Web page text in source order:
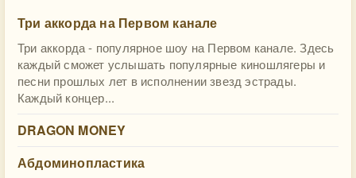
Три аккорда на Первом канале
Три аккорда - популярное шоу на Первом канале. Здесь
каждый сможет услышать популярные киношлягеры и
песни прошлых лет в исполнении звезд эстрады.
Каждый концер...
DRAGON MONEY
Абдоминопластика